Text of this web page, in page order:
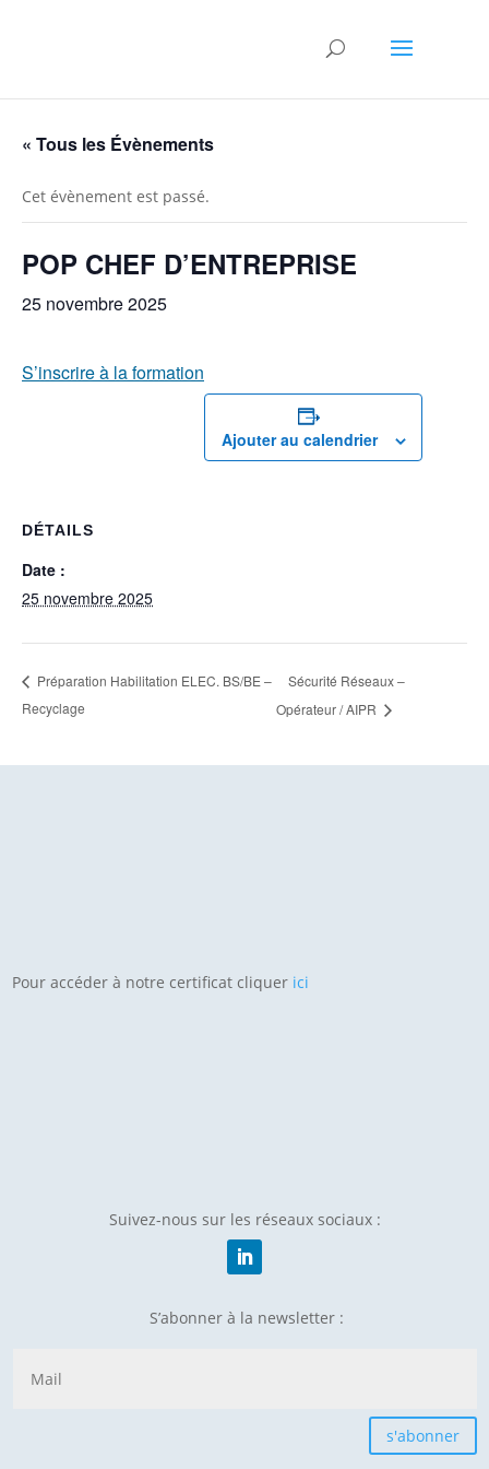
« Tous les Évènements
Cet évènement est passé.
POP CHEF D’ENTREPRISE
25 novembre 2025
S’inscrire à la formation
Ajouter au calendrier
DÉTAILS
Date :
25 novembre 2025
Préparation Habilitation ELEC. BS/BE –
Recyclage
Sécurité Réseaux –
Opérateur / AIPR
Pour accéder à notre certificat cliquer ici
Suivez-nous sur les réseaux sociaux :
S’abonner à la newsletter :
s'abonner